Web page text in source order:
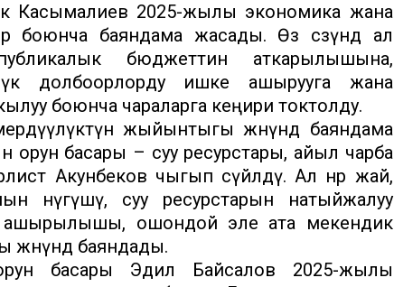
Касымалиев 2025-жылы экономика жана
боюнча баяндама жасады. Өз сөзүндө ал
бюджеттин аткарылышына,
долбоорлорду ишке ашырууга жана
боюнча чараларга кеңири токтолду.
жыйынтыгы жөнүндө баяндама
орун басары – суу ресурстары, айыл чарба
Акунбеков чыгып сүйлөдү. Ал өнөр жай,
өнүгүшү, суу ресурстарын натыйжалуу
ашырылышы, ошондой эле ата мекендик
жөнүндө баяндады.
басары Эдил Байсалов 2025-жылы